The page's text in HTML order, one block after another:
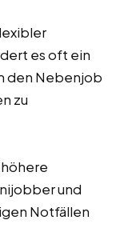
es oft ein
den Nebenjob
zu
und
Notfällen